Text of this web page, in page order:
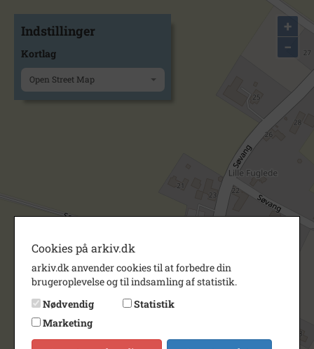
+
−
Indstillinger
Kortlag
Open Street Map
Cookies på arkiv.dk
arkiv.dk anvender cookies til at forbedre din
brugeroplevelse og til indsamling af statistik.
Nødvendig
Statistik
Marketing